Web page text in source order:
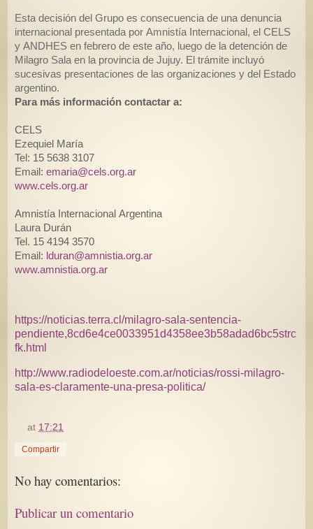
Esta decisión del Grupo es consecuencia de una denuncia
internacional presentada por Amnistía Internacional, el CELS
y ANDHES en febrero de este año, luego de la detención de
Milagro Sala en la provincia de Jujuy. El trámite incluyó
sucesivas presentaciones de las organizaciones y del Estado
argentino.
Para más información contactar a:
CELS
Ezequiel María
Tel: 15 5638 3107
Email: emaria@cels.org.ar
www.cels.org.ar
Amnistía Internacional Argentina
Laura Durán
Tel. 15 4194 3570
Email: lduran@amnistia.org.ar
www.amnistia.org.ar
https://noticias.terra.cl/milagro-sala-sentencia-
pendiente,8cd6e4ce0033951d4358ee3b58adad6bc5strc
fk.html
http://www.radiodeloeste.com.ar/noticias/rossi-milagro-
sala-es-claramente-una-presa-politica/
at 17:21
Compartir
No hay comentarios:
Publicar un comentario